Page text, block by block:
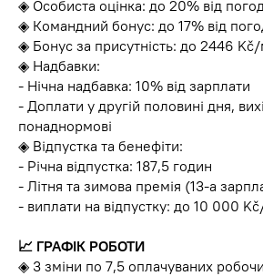
◈ Особиста оцінка: до 20% від
◈ Командний бонус: до 17% від
◈ Бонус за присутність: до 2446 Kč/
◈ Надбавки:
- Нічна надбавка: 10% від зарплати
- Доплати у другій половині дня,
понаднормові
◈ Відпустка та бенефіти:
- Річна відпустка: 187,5 годин
- Літня та зимова премія (13-а
- виплати на відпустку: до 10 000
📈 ГРАФІК РОБОТИ
◈ 3 зміни по 7,5 оплачуваних